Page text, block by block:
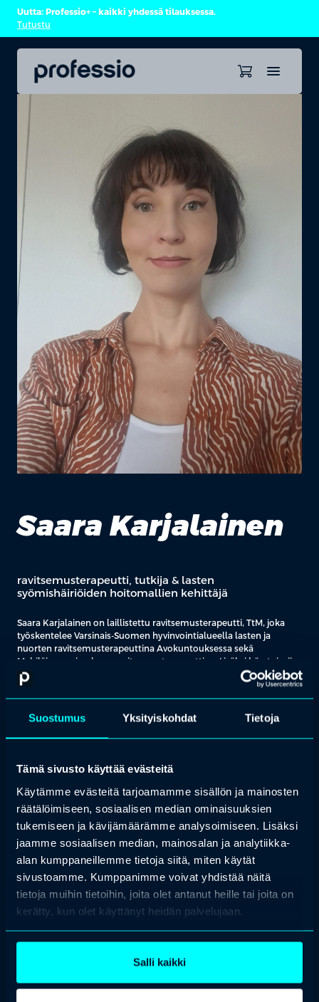
Suostumus Yksityiskohdat Tietoja
Tämä sivusto käyttää evästeitä
Käytämme evästeitä tarjoamamme sisällön ja mainosten
räätälöimiseen, sosiaalisen median ominaisuuksien
tukemiseen ja kävijämäärämme analysoimiseen. Lisäksi
jaamme sosiaalisen median, mainosalan ja analytiikka-
alan kumppaneillemme tietoja siitä, miten käytät
sivustoamme. Kumppanimme voivat yhdistää näitä
tietoja muihin tietoihin, joita olet antanut heille tai joita on
kerätty, kun olet käyttänyt heidän palvelujaan.
Salli kaikki
Uutta: Professio+ – kaikki yhdessä tilauksessa.
Tutustu
Saara Karjalainen
ravitsemusterapeutti, tutkija & lasten
syömishäiriöiden hoitomallien kehittäjä
Saara Karjalainen on laillistettu ravitsemusterapeutti, TtM, joka
työskentelee Varsinais-Suomen hyvinvointialueella lasten ja
nuorten ravitsemusterapeuttina Avokuntouksessa sekä
Mehiläinen sairaalassa ravitsemusterapeuttina. Lisäksi hän toimii
Turun yliopistossa lasten syömiskäyttäytymisen tutkijana. Hänellä
on yli 10 vuoden kokemus lasten ja nuorten
ravitsemusterapeuttina, ja hän on toiminut pitkään osana
syömishäiriöiden hoitotiimejä. Mehiläisessä hän työskentelee
neuropsykiatrinen osaaminen. Hän on tehnyt tiivistä yhteistyötä
lasten ja nuorten poliklinikan, lasten psykiatrian ja neurologian
kanssa sekä vastaanottanut lapsia, jotka on ohjattu hänelle
Hän on kehittänyt ARFIDin hoitoa Varsinais-Suomen
hyvinvointialueella ja ollut mukana luomassa syömispulmaisten
lasten hoitopolkua. Vuonna 2021 hän kehitti turvaruoan käytön
osaksi ARFID-hoitoa, josta se on sittemmin levinnyt muualle
Suomeen. Saaraa motivoi erityisesti lasten ja perheiden
kokonaisvaltainen tukeminen ja uusien hoitomallien
kehittäminen.